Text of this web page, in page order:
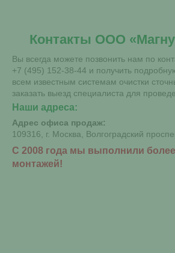
Контакты ООО
Вы всегда можете позвонить нам по
+7 (495) 152-38-44 и получить
всем известным системам очистки
заказать выезд специалиста для
Наши адреса:
Адрес офиса продаж:
109316, г. Москва, Волгоградский
С 2008 года мы выполнили более
монтажей!